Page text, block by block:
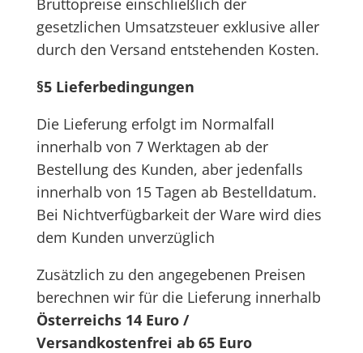
Bruttopreise einschließlich der
gesetzlichen Umsatzsteuer exklusive aller
durch den Versand entstehenden Kosten.
§5 Lieferbedingungen
Die Lieferung erfolgt im Normalfall
innerhalb von 7 Werktagen ab der
Bestellung des Kunden, aber jedenfalls
innerhalb von 15 Tagen ab Bestelldatum.
Bei Nichtverfügbarkeit der Ware wird dies
dem Kunden unverzüglich
Zusätzlich zu den angegebenen Preisen
berechnen wir für die Lieferung innerhalb
Österreichs 14 Euro /
Versandkostenfrei ab 65 Euro